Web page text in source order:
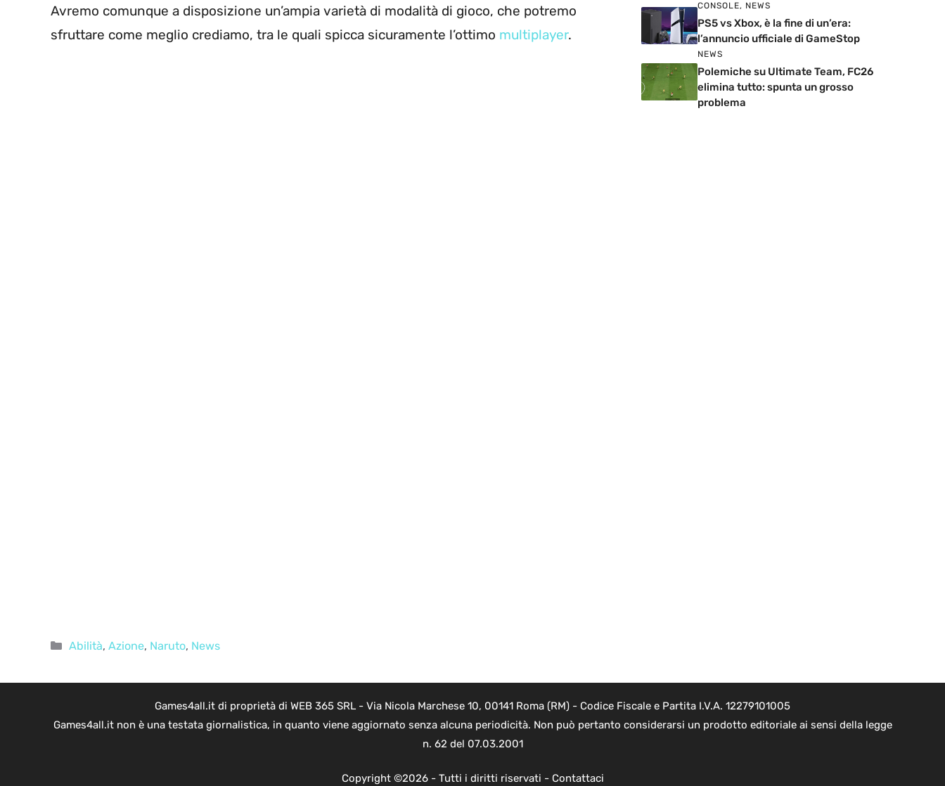
Avremo comunque a disposizione un’ampia varietà di modalità di gioco, che potremo
sfruttare come meglio crediamo, tra le quali spicca sicuramente l’ottimo multiplayer.
Categorie
Abilità, Azione, Naruto, News
CONSOLE, NEWS
PS5 vs Xbox, è la fine di un’era:
l’annuncio ufficiale di GameStop
NEWS
Polemiche su Ultimate Team, FC26
elimina tutto: spunta un grosso
problema
Games4all.it di proprietà di WEB 365 SRL - Via Nicola Marchese 10, 00141 Roma (RM) - Codice Fiscale e Partita I.V.A. 12279101005
Games4all.it non è una testata giornalistica, in quanto viene aggiornato senza alcuna periodicità. Non può pertanto considerarsi un prodotto editoriale ai sensi della legge
n. 62 del 07.03.2001
Copyright ©2026 - Tutti i diritti riservati - Contattaci